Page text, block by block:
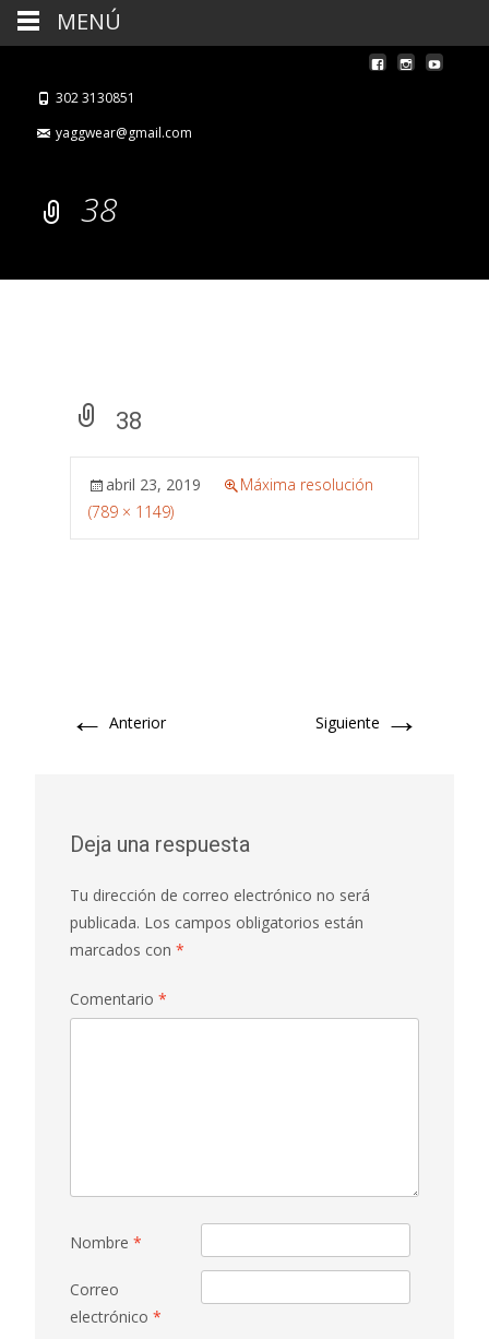
302 3130851
yaggwear@gmail.com
38
38
abril 23, 2019
Máxima resolución
(789 × 1149)
← Anterior Siguiente →
Deja una respuesta
Tu dirección de correo electrónico no será
publicada. Los campos obligatorios están
marcados con *
Comentario *
Nombre *
Correo
electrónico *
MENÚ